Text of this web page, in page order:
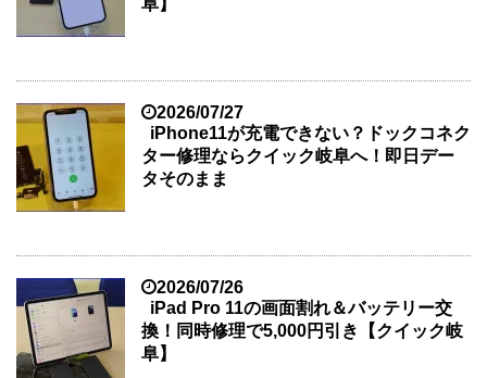
2026/07/27
iPhone11が充電できない？ドックコネク
ター修理ならクイック岐阜へ！即日デー
タそのまま
2026/07/26
iPad Pro 11の画面割れ＆バッテリー交
換！同時修理で5,000円引き【クイック岐
阜】